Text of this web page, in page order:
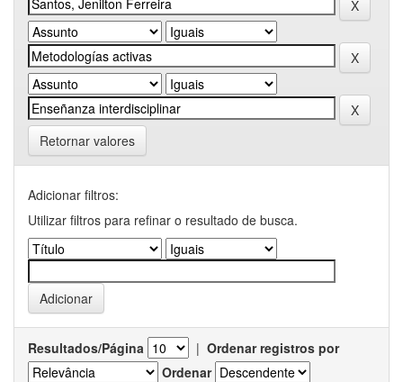
Retornar valores
Adicionar filtros:
Utilizar filtros para refinar o resultado de busca.
Resultados/Página | Ordenar registros por
Ordenar